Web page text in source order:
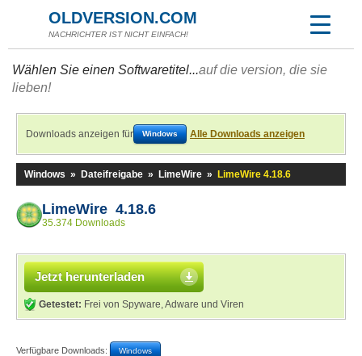
OLDVERSION.COM
NACHRICHTER IST NICHT EINFACH!
Wählen Sie einen Softwaretitel...auf die version, die sie
lieben!
Downloads anzeigen für Windows Alle Downloads anzeigen
Windows » Dateifreigabe » LimeWire » LimeWire 4.18.6
LimeWire 4.18.6
35.374 Downloads
Jetzt herunterladen
Getestet: Frei von Spyware, Adware und Viren
Verfügbare Downloads: Windows